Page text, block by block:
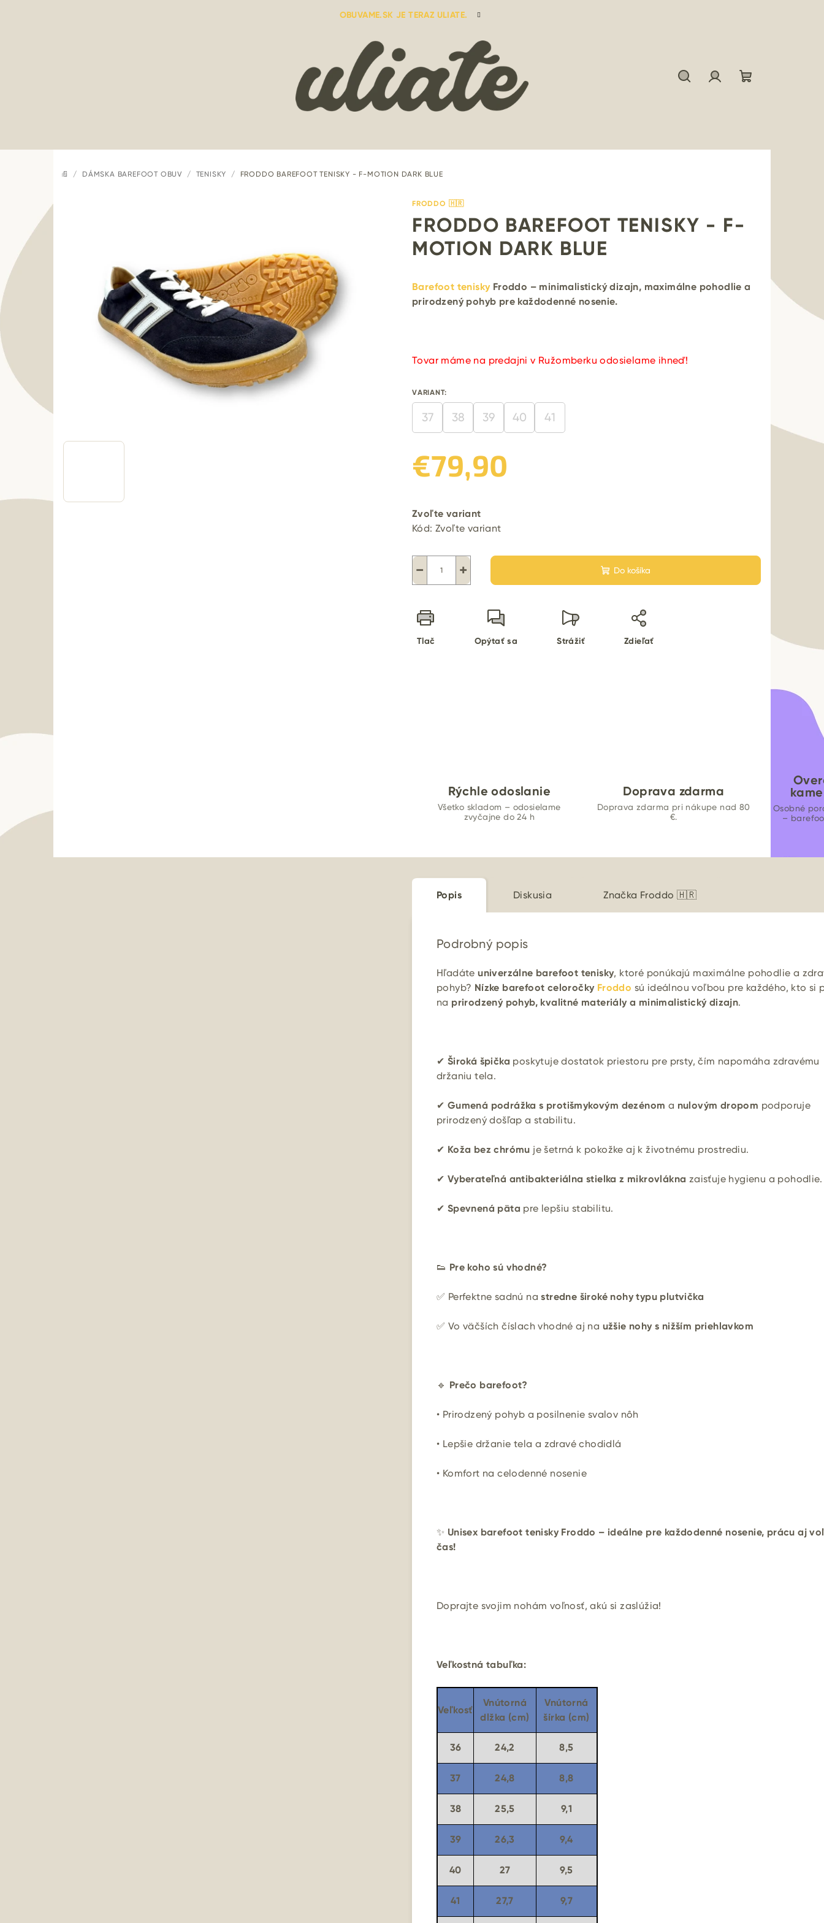
OBUVAME.SK JE TERAZ ULIATE.
DOMOV
/ DÁMSKA BAREFOOT OBUV / TENISKY / FRODDO BAREFOOT TENISKY - F-MOTION DARK BLUE
FRODDO 🇭🇷
FRODDO BAREFOOT TENISKY - F-
MOTION DARK BLUE
Barefoot teniskyFroddo – minimalistický dizajn, maximálne pohodlie a
prirodzený pohyb pre každodenné nosenie.
Tovar máme na predajni v Ružomberku odosielame ihneď!
VARIANT:
37 38 39 40 41
€79,90
cena:
Zvoľte variant
Kód: Zvoľte variant
+
− Do košíka
Tlač Opýtať sa Strážiť Zdieľať
Rýchle odoslanie
Všetko skladom – odosielame
zvyčajne do 24 h
Doprava zdarma
Doprava zdarma pri nákupe nad 80
€.
Osobné
–
Popis Diskusia Značka Froddo 🇭🇷
Podrobný popis
Hľadáteuniverzálne barefoot tenisky, ktoré ponúkajú maximálne pohodlie a
pohyb? Nízke barefoot celoročky Froddo sú ideálnou voľbou pre každého, kto si
na prirodzený pohyb, kvalitné materiály a minimalistický dizajn.
✔ Široká špička poskytuje dostatok priestoru pre prsty, čím napomáha zdravému
držaniu tela.
✔ Gumená podrážka s protišmykovým dezénom a nulovým dropom podporuje
prirodzený došľap a stabilitu.
✔ Koža bez chrómu je šetrná k pokožke aj k životnému prostrediu.
✔ Vyberateľná antibakteriálna stielka z mikrovlákna zaisťuje hygienu a pohodlie.
✔ Spevnená päta pre lepšiu stabilitu.
👟 Pre koho sú vhodné?
✅ Perfektne sadnú nastredne široké nohy typu plutvička
✅ Vo väčších číslach vhodné aj na užšie nohy s nižším priehlavkom
🔹 Prečo barefoot?
• Prirodzený pohyb a posilnenie svalov nôh
• Lepšie držanie tela a zdravé chodidlá
• Komfort na celodenné nosenie
✨ Unisex barefoot tenisky Froddo – ideálne pre každodenné nosenie, prácu aj
čas!
Doprajte svojim nohám voľnosť, akú si zaslúžia!
Veľkostná tabuľka:
Veľkosť
Vnútorná
dlžka (cm)
Vnútorná
šírka (cm)
36 24,2 8,5
37 24,8 8,8
38 25,5 9,1
39 26,3 9,4
40 27 9,5
41 27,7 9,7